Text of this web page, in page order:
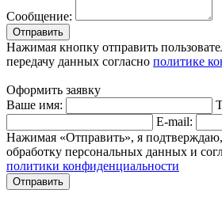
Сообщение:
Отправить
Нажимая кнопку отправить
передачу данных согласно политике
Оформить заявку
Ваше имя:
E-mail:
Нажимая «Отправить», я подтверждаю,
обработку персональных данных и
политики конфиденциальности
Отправить